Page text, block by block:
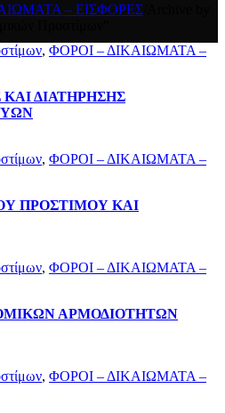
– ΕΙΣΦΟΡΕΣ
, ΦΟΡΟΙ – ΔΙΚΑΙΩΜΑΤΑ –
ΔΙΑΤΗΡΗΣΗΣ
, ΦΟΡΟΙ – ΔΙΚΑΙΩΜΑΤΑ –
ΠΡΟΣΤΙΜΟΥ ΚΑΙ
, ΦΟΡΟΙ – ΔΙΚΑΙΩΜΑΤΑ –
ΑΡΜΟΔΙΟΤΗΤΩΝ
, ΦΟΡΟΙ – ΔΙΚΑΙΩΜΑΤΑ –